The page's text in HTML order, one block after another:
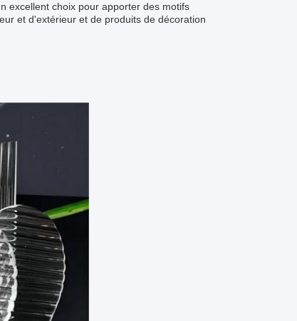
excellent choix pour apporter des motifs
et d'extérieur et de produits de décoration